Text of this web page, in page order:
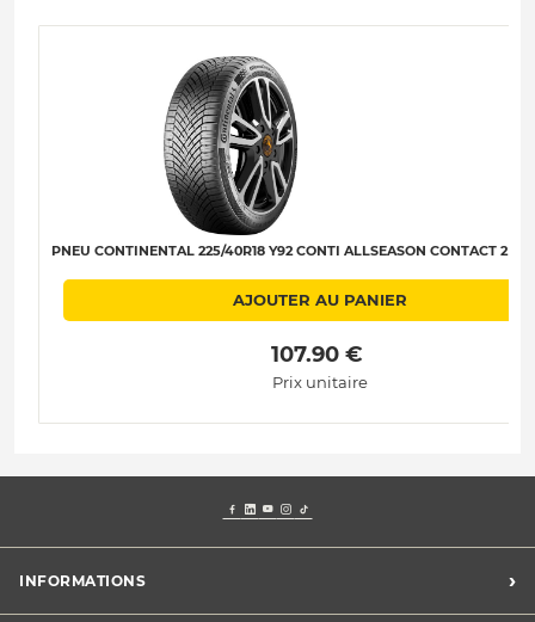
PNEU CONTINENTAL 225/40R18 Y92 CONTI ALLSEASON CONTACT 2 XL
AJOUTER AU PANIER
107.90 €
Prix unitaire
INFORMATIONS ›